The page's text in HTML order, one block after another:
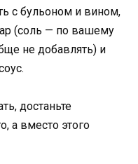
с бульоном и вином,
(соль — по вашему
не добавлять) и
достаньте
а вместо этого